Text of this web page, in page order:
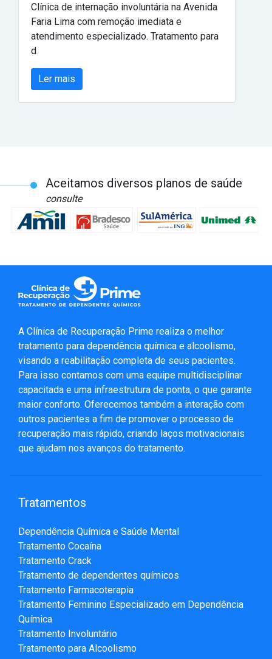
Clínica de internação involuntária na Avenida
Faria Lima com remoção imediata e
atendimento especializado. Tratamento para
d
Ler mais
Aceitamos diversos planos de saúde
consulte
A Clínica de Recuperação Prime realiza o melhor
tratamento para dependência química e alcoolismo,
visando a reabilitação completa de seus pacientes.
Para isso contamos com uma equipe multidisciplinar
capacitada e uma infraestrutura de ponta, o que garante
maior conforto. Oferecemos também a interação com
outros pacientes a fim de promover o processo de
recuperação mais rápido, criando laços motivacionais
que ajudam nos avanços do tratamento.
Tratamentos
Dependência Química e Saúde Mental
Tratamento Cocaína
Tratamento Crack
Tratamento de dependentes químicos
Tratamento Farmacoterapia
Tratamento Feminino Especializado em Dependência
Química
Tratamento Involuntário
Tratamento para Alcoolismo